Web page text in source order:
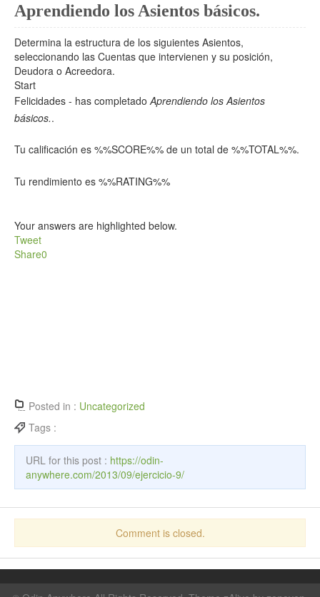
Aprendiendo los Asientos básicos.
Determina la estructura de los siguientes Asientos,
seleccionando las Cuentas que intervienen y su posición,
Deudora o Acreedora.
Start
Felicidades - has completado Aprendiendo los Asientos
básicos..
Tu calificación es %%SCORE%% de un total de %%TOTAL%%.
Tu rendimiento es %%RATING%%
Your answers are highlighted below.
Tweet
Share0
Posted in : Uncategorized
Tags :
URL for this post : https://odin-
anywhere.com/2013/09/ejercicio-9/
Comment is closed.